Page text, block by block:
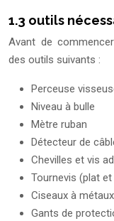
1.3 outils
Avant de
des outils suivants :
Perceuse
Niveau à bulle
Mètre ruban
Détecteur de
Chevilles et vis
Tournevis (plat
Ciseaux à
Gants de